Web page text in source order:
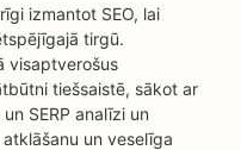
izmantot SEO, lai
tirgū.
visaptverošus
tiešsaistē, sākot ar
SERP analīzi un
un veselīga